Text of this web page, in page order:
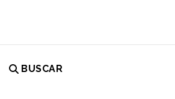
BUSCAR